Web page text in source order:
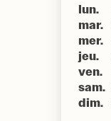
lun.
mar.
mer.
jeu.
ven.
sam.
dim.